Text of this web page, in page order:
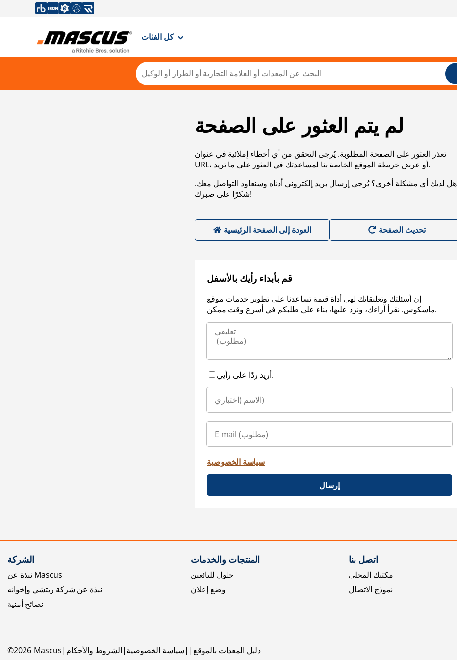
كل الفئات
لم يتم العثور على الصفحة
تعذر العثور على الصفحة المطلوبة. يُرجى التحقق من أي أخطاء إملائية في عنوان
URL، أو عرض خريطة الموقع الخاصة بنا لمساعدتك في العثور على ما تريد.
هل لديك أي مشكلة أخرى؟ يُرجى إرسال بريد إلكتروني أدناه وسنعاود التواصل معك.
شكرًا على صبرك!
العودة إلى الصفحة الرئيسية
قم بأبداء رأيك بالأسفل
إن أسئلتك وتعليقاتك لهي أداة قيمة تساعدنا على تطوير خدمات موقع
ماسكوس. نقرأ آراءك، ونرد عليها، بناء على طلبكم في أسرع وقت ممكن.
أريد ردًا على رأيي.
سياسة الخصوصية
إرسال
الشركة
نبذة عن Mascus
نبذة عن شركة ريتشي وإخوانه
نصائح أمنية
المنتجات والخدمات
حلول للبائعين
وضع إعلان
اتصل بنا
مكتبك المحلي
نموذج الاتصال
©2026 Mascus الشروط والأحكام سياسة الخصوصية دليل المعدات بالموقع